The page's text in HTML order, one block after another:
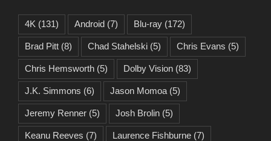
4K (131) Android (7) Blu-ray (172)
Brad Pitt (8) Chad Stahelski (5) Chris Evans (5)
Chris Hemsworth (5) Dolby Vision (83)
J.K. Simmons (6) Jason Momoa (5)
Jeremy Renner (5) Josh Brolin (5)
Keanu Reeves (7) Laurence Fishburne (7)